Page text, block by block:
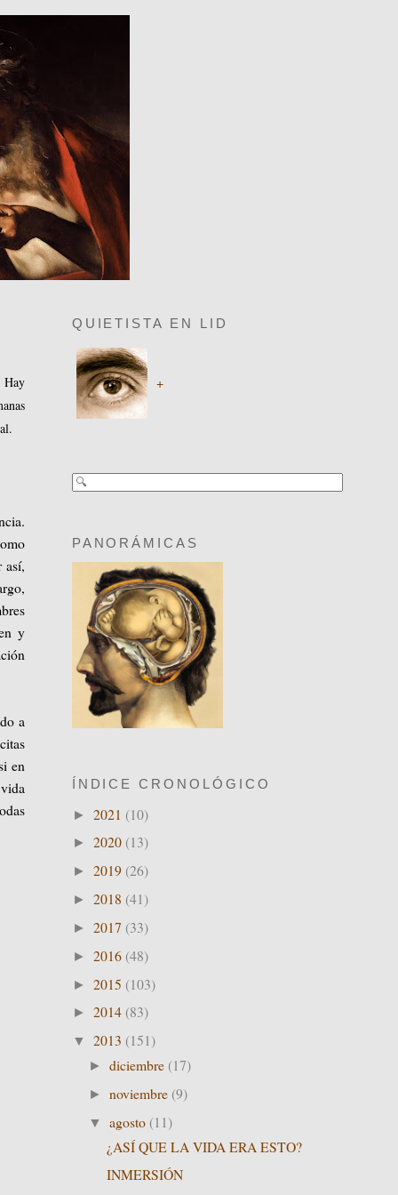
Hay
así,
y
a
en
QUIETISTA EN LID
+
PANORÁMICAS
ÍNDICE CRONOLÓGICO
► 2021 (10)
► 2020 (13)
► 2019 (26)
► 2018 (41)
► 2017 (33)
► 2016 (48)
► 2015 (103)
► 2014 (83)
▼ 2013 (151)
►diciembre (17)
►noviembre (9)
▼agosto (11)
¿ASÍ QUE LA VIDA ERA ESTO?
INMERSIÓN